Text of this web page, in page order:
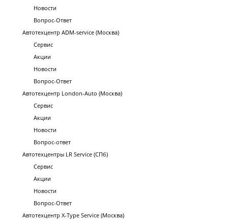
Новости
Вопрос-Ответ
Автотехцентр ADM-service (Москва)
Сервис
Акции
Новости
Вопрос-Ответ
Автотехцентр London-Auto (Москва)
Сервис
Акции
Новости
Вопрос-ответ
Автотехцентры LR Service (СПб)
Сервис
Акции
Новости
Вопрос-Ответ
Автотехцентр X-Type Service (Москва)